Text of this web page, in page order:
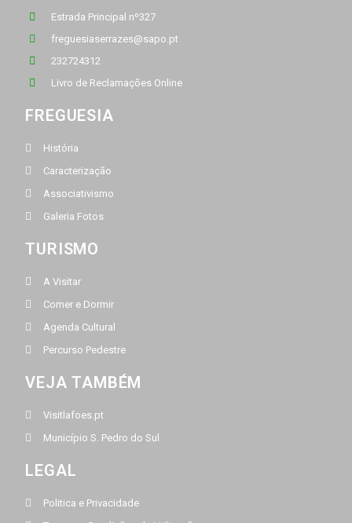
Estrada Principal nº327
freguesiaserrazes@sapo.pt
232724312
Livro de Reclamações Online
FREGUESIA
História
Caracterização
Associativismo
Galeria Fotos
TURISMO
A Visitar
Comer e Dormir
Agenda Cultural
Percurso Pedestre
VEJA TAMBÉM
Visitlafoes.pt
Município S. Pedro do Sul
LEGAL
Politica e Privacidade